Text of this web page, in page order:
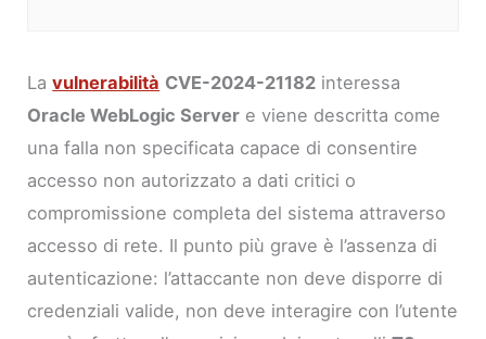
Lavulnerabilità CVE-2024-21182 interessa
Oracle WebLogic Server e viene descritta come
una falla non specificata capace di consentire
accesso non autorizzato a dati critici o
compromissione completa del sistema attraverso
accesso di rete. Il punto più grave è l’assenza di
autenticazione: l’attaccante non deve disporre di
credenziali valide, non deve interagire con l’utente